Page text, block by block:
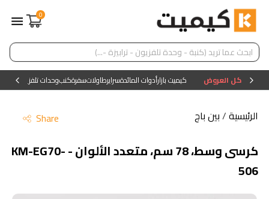
0
كل العروض كيميت بازارأدوات المائدةسرايرطاولاتسفرةكنبوحدات تلفزيون
الرئيسية/بين باج Share
كرسى وسط، 78 سم، متعدد الألوان - KM-EG70-
506